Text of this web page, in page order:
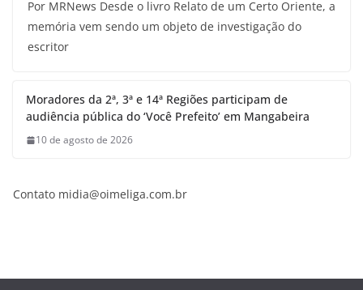
Por MRNews Desde o livro Relato de um Certo Oriente, a
memória vem sendo um objeto de investigação do
escritor
Moradores da 2ª, 3ª e 14ª Regiões participam de
audiência pública do ‘Você Prefeito’ em Mangabeira
10 de agosto de 2026
Contato midia@oimeliga.com.br